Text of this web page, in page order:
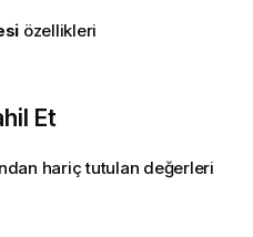
özellikleri
Et
hariç tutulan değerleri